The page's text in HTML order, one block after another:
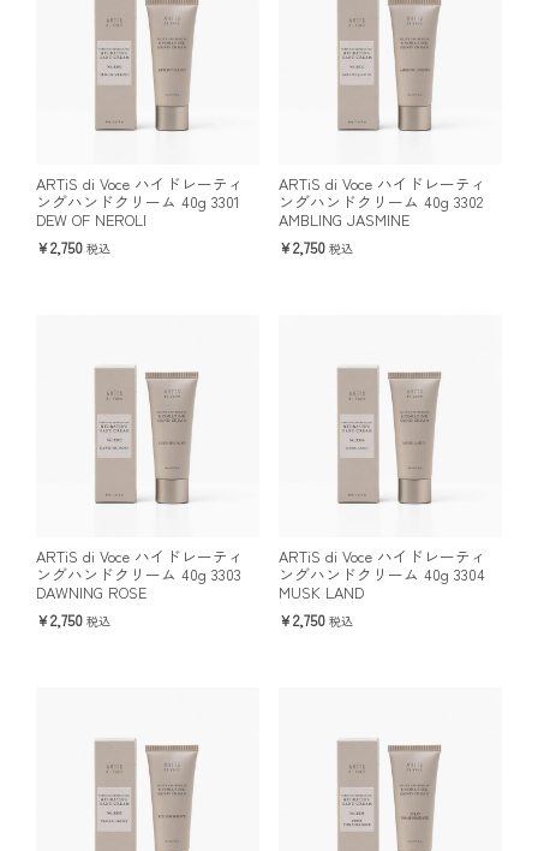
ARTiS di Voce ハイドレーティ
ングハンドクリーム 40g 3301
DEW OF NEROLI
2,750 税込
ARTiS di Voce ハイドレーティ
ングハンドクリーム 40g 3302
AMBLING JASMINE
2,750 税込
ARTiS di Voce ハイドレーティ
ングハンドクリーム 40g 3303
DAWNING ROSE
2,750 税込
ARTiS di Voce ハイドレーティ
ングハンドクリーム 40g 3304
MUSK LAND
2,750 税込